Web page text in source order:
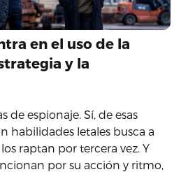
en el uso de la
y la
de espionaje. Sí, de esas
habilidades letales busca a
raptan por tercera vez. Y
por su acción y ritmo,